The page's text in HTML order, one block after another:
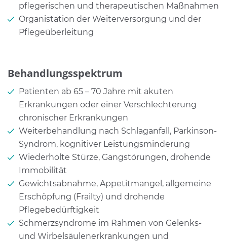
pflegerischen und therapeutischen Maßnahmen
Organistation der Weiterversorgung und der
Pflegeüberleitung
Behandlungsspektrum
Patienten ab 65 – 70 Jahre mit akuten
Erkrankungen oder einer Verschlechterung
chronischer Erkrankungen
Weiterbehandlung nach Schlaganfall, Parkinson-
Syndrom, kognitiver Leistungsminderung
Wiederholte Stürze, Gangstörungen, drohende
Immobilität
Gewichtsabnahme, Appetitmangel, allgemeine
Erschöpfung (Frailty) und drohende
Pflegebedürftigkeit
Schmerzsyndrome im Rahmen von Gelenks-
und Wirbelsäulenerkrankungen und